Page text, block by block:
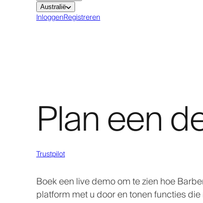
Australië
InloggenRegistreren
Plan een
Trustpilot
Boek een live demo om te zien hoe
platform met u door en tonen functies